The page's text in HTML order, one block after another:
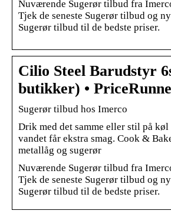
Nuværende Sugerør tilbud fra
Tjek de seneste Sugerør tilbud og
Sugerør tilbud til de bedste priser.
Cilio Steel Barudstyr
butikker) •
Sugerør tilbud hos Imerco
Drik med det samme eller stil på køl
vandet får ekstra smag. Cook &
metallåg og sugerør
Nuværende Sugerør tilbud fra
Tjek de seneste Sugerør tilbud og
Sugerør tilbud til de bedste priser.